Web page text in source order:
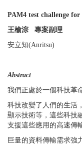
PAM4 test challenge for
王榆淙
專案副理
安立知(Anritsu)
Abstract
我們正處於一個科技革
科技改變了人們的生活，
顯示技術等，這些科技
支援這些應用的高速傳
巨量的資料傳輸需求強